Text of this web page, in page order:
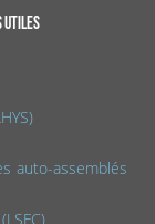
utiles
auto-assemblés